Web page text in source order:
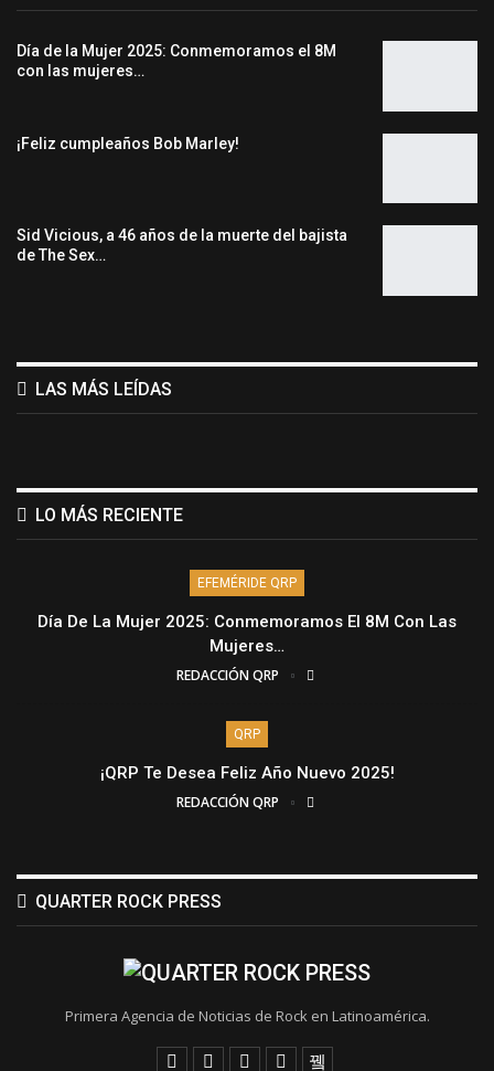
Día de la Mujer 2025: Conmemoramos el 8M
con las mujeres…
¡Feliz cumpleaños Bob Marley!
Sid Vicious, a 46 años de la muerte del bajista
de The Sex…
LAS MÁS LEÍDAS
LO MÁS RECIENTE
EFEMÉRIDE QRP
Día De La Mujer 2025: Conmemoramos El 8M Con Las
Mujeres…
REDACCIÓN QRP
QRP
¡QRP Te Desea Feliz Año Nuevo 2025!
REDACCIÓN QRP
QUARTER ROCK PRESS
Primera Agencia de Noticias de Rock en Latinoamérica.